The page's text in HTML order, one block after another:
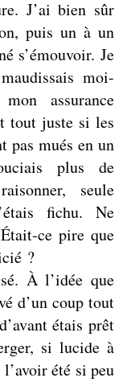
J’ai bien sûr
puis un à un
s’émouvoir. Je
moi-
assurance
tout juste si les
pas mués en un
plus de
seule
fichu. Ne
ce pire que
?
À l’idée que
d’un coup tout
étais prêt
si lucide à
été si peu